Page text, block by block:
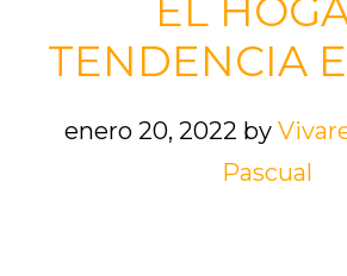
EL
TENDENCIA
enero 20, 2022 by
Pascual